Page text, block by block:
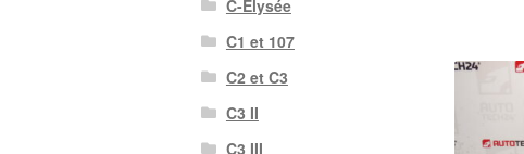
C-Elysée
C1 et 107
C2 et C3
C3 II
C3 III